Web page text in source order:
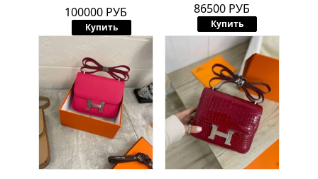
100000 РУБ
Купить
86500 РУБ
Купить